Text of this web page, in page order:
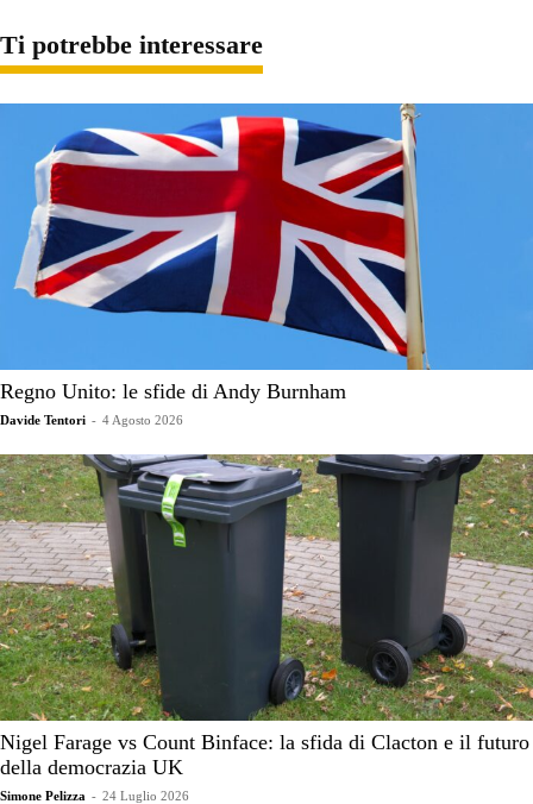
Ti potrebbe interessare
Regno Unito: le sfide di Andy Burnham
Davide Tentori - 4 Agosto 2026
Nigel Farage vs Count Binface: la sfida di Clacton e il futuro
della democrazia UK
Simone Pelizza - 24 Luglio 2026